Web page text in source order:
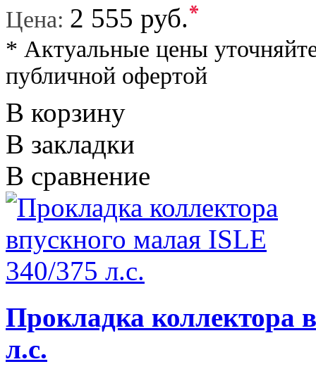
Цена: 2 555 руб.*
* Актуальные цены
публичной офертой
В корзину
В закладки
В сравнение
Прокладка коллектора
л.с.